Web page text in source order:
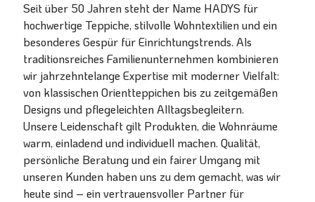
Seit über 50 Jahren steht der Name HADYS für
hochwertige Teppiche, stilvolle Wohntextilien und ein
besonderes Gespür für Einrichtungstrends. Als
traditionsreiches Familienunternehmen kombinieren
wir jahrzehntelange Expertise mit moderner Vielfalt:
von klassischen Orientteppichen bis zu zeitgemäßen
Designs und pflegeleichten Alltagsbegleitern.
Unsere Leidenschaft gilt Produkten, die Wohnräume
warm, einladend und individuell machen. Qualität,
persönliche Beratung und ein fairer Umgang mit
unseren Kunden haben uns zu dem gemacht, was wir
heute sind – ein vertrauensvoller Partner für